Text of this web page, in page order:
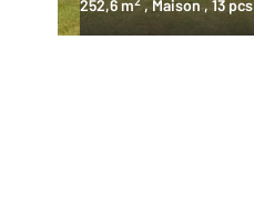
252,6 m , Maison , 13 pcs